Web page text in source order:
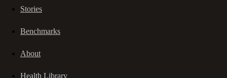
Stories
Benchmarks
About
Health Library